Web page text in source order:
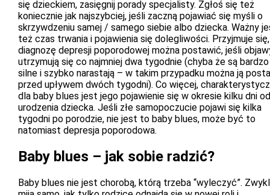
się dzieckiem, zasięgnij porady specjalisty. Zgłoś się też
koniecznie jak najszybciej, jeśli zaczną pojawiać się myśli o
skrzywdzeniu samej / samego siebie albo dziecka. Ważny
też czas trwania i pojawienia się dolegliwości. Przyjmuje
diagnozę depresji poporodowej można postawić, jeśli
utrzymują się co najmniej dwa tygodnie (chyba że są bardzo
silne i szybko narastają – w takim przypadku można ją
przed upływem dwóch tygodni). Co więcej,
dla baby blues jest jego pojawienie się w okresie kilku dni od
urodzenia dziecka. Jeśli złe samopoczucie pojawi się kilka
tygodni po porodzie, nie jest to baby blues, może być to
natomiast depresja poporodowa.
Baby blues – jak sobie radzić?
Baby blues nie jest chorobą, którą trzeba “wyleczyć”.